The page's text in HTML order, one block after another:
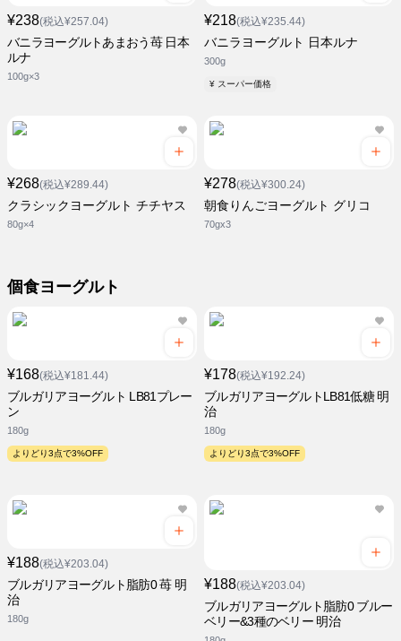
¥238(税込¥257.04)
バニラヨーグルトあまおう苺 日本
ルナ
100g×3
¥218(税込¥235.44)
バニラヨーグルト 日本ルナ
300g
¥ スーパー価格
¥268(税込¥289.44)
クラシックヨーグルト チチヤス
80g×4
¥278(税込¥300.24)
朝食りんごヨーグルト グリコ
70gx3
個食ヨーグルト
¥168(税込¥181.44)
ブルガリアヨーグルト LB81プレー
ン
180g
よりどり3点で3%OFF
¥178(税込¥192.24)
ブルガリアヨーグルトLB81低糖 明
治
180g
よりどり3点で3%OFF
¥188(税込¥203.04)
ブルガリアヨーグルト脂肪0 苺 明
治
180g
¥188(税込¥203.04)
ブルガリアヨーグルト脂肪0 ブルー
ベリー&3種のベリー 明治